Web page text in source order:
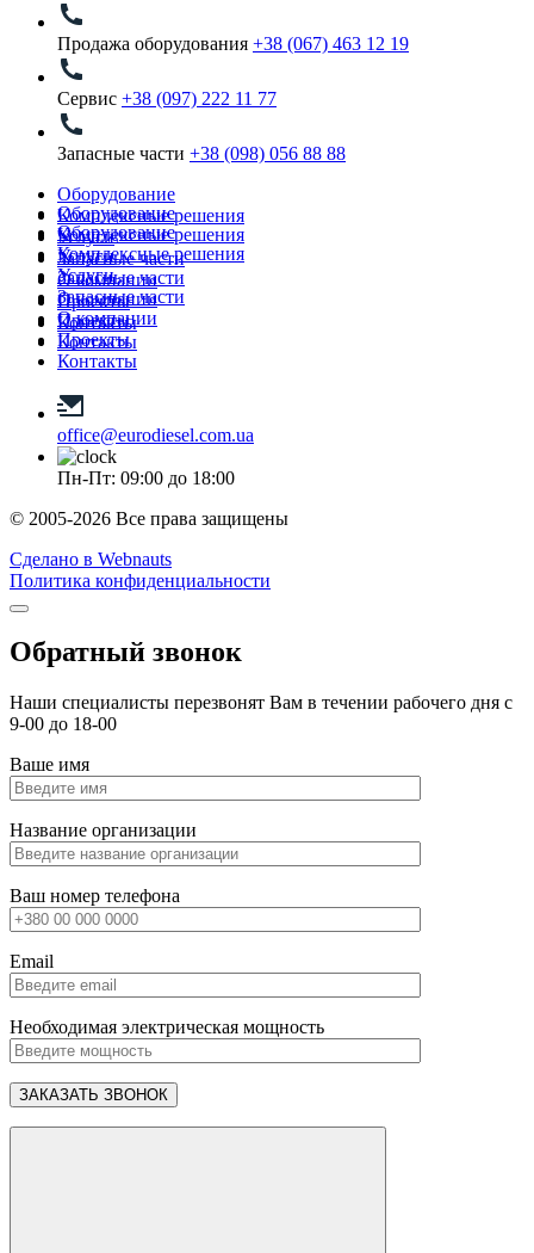
Продажа оборудования +38 (067) 463 12 19
Сервис +38 (097) 222 11 77
Запасные части +38 (098) 056 88 88
Оборудование
Комплексные решения
Услуги
Запасные части
О компании
Проекты
Контакты
Оборудование
Комплексные решения
Услуги
Запасные части
О компании
Проекты
Контакты
Оборудование
Комплексные решения
Услуги
Запасные части
О компании
Проекты
Контакты
office@eurodiesel.com.ua
Пн-Пт: 09:00 до 18:00
© 2005-2026 Все права защищены
Сделано в Webnauts
Политика конфиденциальности
Обратный звонок
Наши специалисты перезвонят Вам в течении рабочего дня с
9-00 до 18-00
Ваше имя
Название организации
Ваш номер телефона
Email
Необходимая электрическая мощность